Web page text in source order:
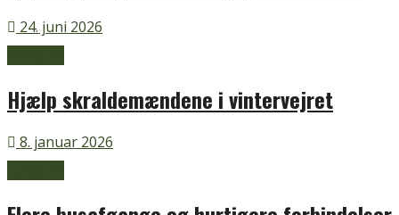
24. juni 2026
Hjælp skraldemændene i vintervejret
8. januar 2026